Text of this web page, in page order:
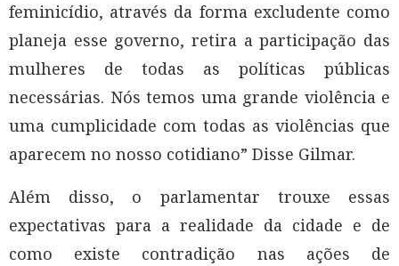
feminicídio, através da forma excludente como
planeja esse governo, retira a participação das
mulheres de todas as políticas públicas
necessárias. Nós temos uma grande violência e
uma cumplicidade com todas as violências que
aparecem no nosso cotidiano” Disse Gilmar.
Além disso, o parlamentar trouxe essas
expectativas para a realidade da cidade e de
como existe contradição nas ações de